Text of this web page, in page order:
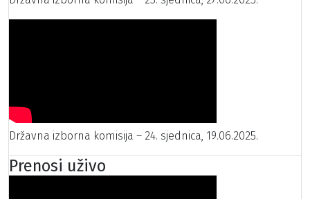
Državna izborna komisija – 24. sjednica, 19.06.2025.
Prenosi uživo